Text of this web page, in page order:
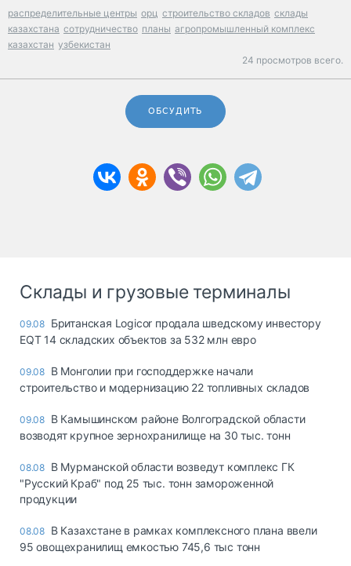
распределительные центры орц строительство складов склады
казахстана сотрудничество планы агропромышленный комплекс
казахстан узбекистан
24 просмотров всего.
ОБСУДИТЬ
Склады и грузовые терминалы
09.08 Британская Logicor продала шведскому инвестору
EQT 14 складских объектов за 532 млн евро
09.08 В Монголии при господдержке начали
строительство и модернизацию 22 топливных складов
09.08 В Камышинском районе Волгоградской области
возводят крупное зернохранилище на 30 тыс. тонн
08.08 В Мурманской области возведут комплекс ГК
"Русский Краб" под 25 тыс. тонн замороженной
продукции
08.08 В Казахстане в рамках комплексного плана ввели
95 овощехранилищ емкостью 745,6 тыс тонн